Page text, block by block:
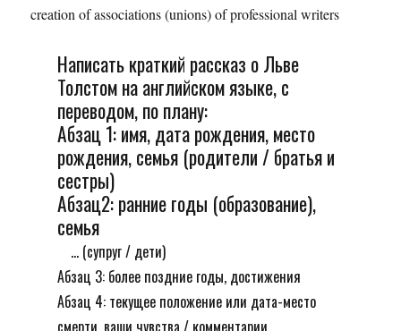
creation of associations (unions) of professional writers
Написать краткий рассказ о Льве
Толстом на английском языке, с
переводом, по плану:
Абзац 1: имя, дата рождения, место
рождения, семья (родители / братья и
сестры)
Абзац2: ранние годы (образование),
семья
... (супруг / дети)
Абзац 3: более поздние годы, достижения
Абзац 4: текущее положение или дата-место
смерти, ваши чувства / комментарии